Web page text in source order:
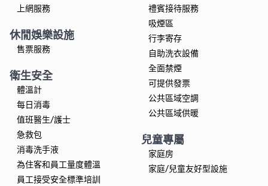
上網服務
休閒娛樂設施
售票服務
衛生安全
體溫計
每日消毒
值班醫生/護士
急救包
消毒洗手液
為住客和員工量度體溫
員工接受安全標準培訓
禮賓接待服務
吸煙區
行李寄存
自助洗衣設備
全面禁煙
可提供發票
公共區域空調
公共區域供暖
兒童專屬
家庭房
家庭/兒童友好型設施